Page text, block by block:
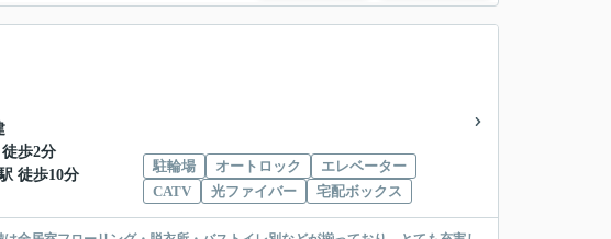
徒歩2分
徒歩10分
駐輪場 オートロック
エレベーター
CATV
光ファイバー 宅配ボックス